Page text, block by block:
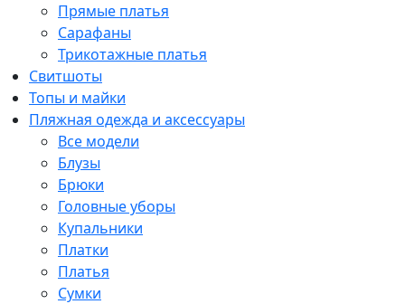
Прямые платья
Сарафаны
Трикотажные платья
Свитшоты
Топы и майки
Пляжная одежда и аксессуары
Все модели
Блузы
Брюки
Головные уборы
Купальники
Платки
Платья
Сумки